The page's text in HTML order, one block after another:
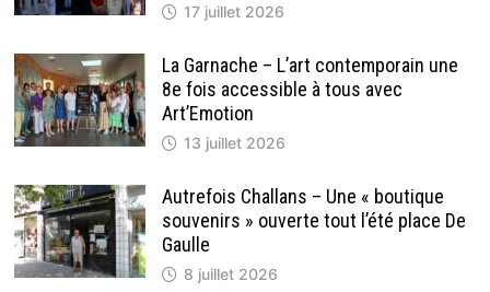
17 juillet 2026
La Garnache – L’art contemporain une
8e fois accessible à tous avec
Art’Emotion
13 juillet 2026
Autrefois Challans – Une « boutique
souvenirs » ouverte tout l’été place De
Gaulle
8 juillet 2026